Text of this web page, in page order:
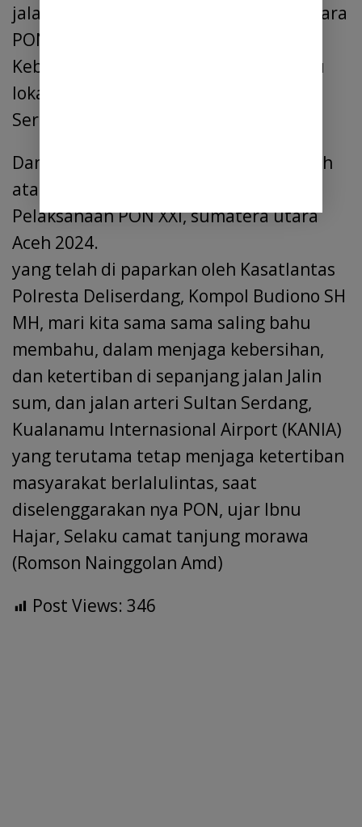
jalan sultan serdang, menuju lokasi Acara
PON ke XXI, serta akan tetap menjaga
Kebersihan, di sepanjang jalan menuju
lokasi pelaksanaan PON ke 21, di Deli
Serdang
Dan tak lupa mengucapkan terimakasih
atas kunjungan dan Sosialisasi
Pelaksanaan PON XXI, sumatera utara
Aceh 2024.
yang telah di paparkan oleh Kasatlantas
Polresta Deliserdang, Kompol Budiono SH
MH, mari kita sama sama saling bahu
membahu, dalam menjaga kebersihan,
dan ketertiban di sepanjang jalan Jalin
sum, dan jalan arteri Sultan Serdang,
Kualanamu Internasional Airport (KANIA)
yang terutama tetap menjaga ketertiban
masyarakat berlalulintas, saat
diselenggarakan nya PON, ujar Ibnu
Hajar, Selaku camat tanjung morawa
(Romson Nainggolan Amd)
Post Views: 346